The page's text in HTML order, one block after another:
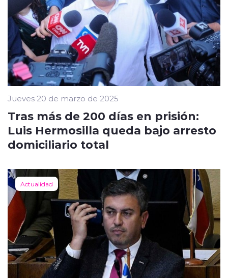
Jueves 20 de marzo de 2025
Tras más de 200 días en prisión:
Luis Hermosilla queda bajo arresto
domiciliario total
Actualidad